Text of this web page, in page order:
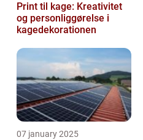
Print til kage: Kreativitet
og personliggørelse i
kagedekorationen
07 january 2025